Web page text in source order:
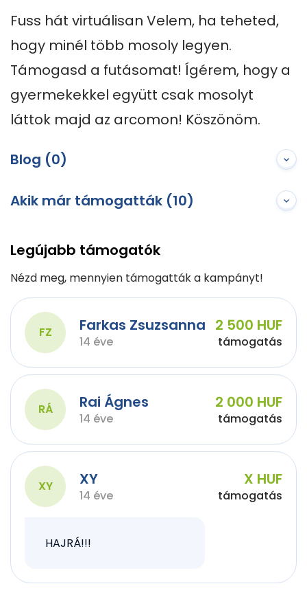
Fuss hát virtuálisan Velem, ha teheted,
hogy minél több mosoly legyen.
Támogasd a futásomat! Ígérem, hogy a
gyermekekkel együtt csak mosolyt
láttok majd az arcomon! Köszönöm.
Blog (0)
Akik már támogatták (10)
Legújabb támogatók
Nézd meg, mennyien támogatták a kampányt!
FZ Farkas Zsuzsanna
14 éve
2 500 HUF
támogatás
RÁ Rai Ágnes
14 éve
2 000 HUF
támogatás
XY XY
14 éve
X HUF
támogatás
HAJRÁ!!!